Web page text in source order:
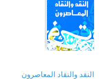
النقد والنقاد المعاصرون